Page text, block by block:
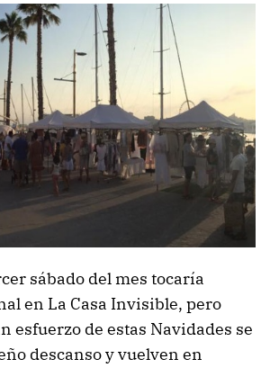
este domingo, 15 de enero
sábado del mes tocaría
en La Casa Invisible, pero
esfuerzo de estas Navidades se
descanso y vuelven en